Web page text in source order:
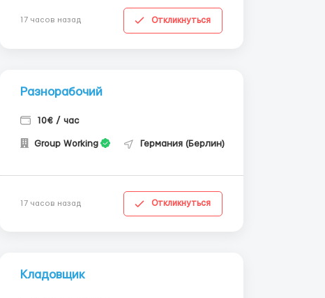
17 часов назад Откликнуться
Разнорабочий
10€ / час
Group Working Германия (Берлин)
17 часов назад Откликнуться
Кладовщик